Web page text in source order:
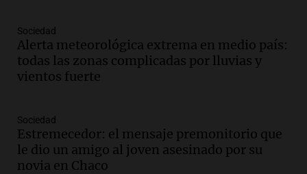
la mujer quemada en la E-53: por qué
detuvieron a su esposo
Ahora país
Episodios
candidato a gobernador de Mendoza
para 2027
Panorama Federal
Episodios
Sociedad
Alerta meteorológica extrema en medio país:
todas las zonas complicadas por lluvias y
vientos fuerte
Sociedad
Estremecedor: el mensaje premonitorio que
le dio un amigo al joven asesinado por su
novia en Chaco